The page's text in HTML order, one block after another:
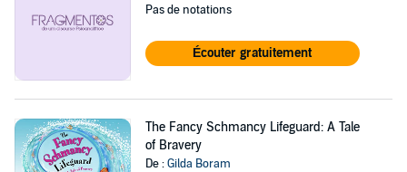
Pas de notations
Écouter gratuitement
The Fancy Schmancy Lifeguard: A Tale
of Bravery
De :Gilda Boram